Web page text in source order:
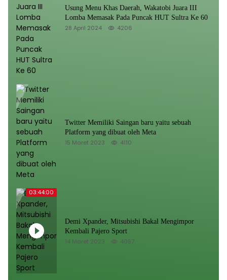
Usung Menu Khas Daerah, Wakatobi Juara III
Lomba Memasak Pada Puncak HUT Sultra Ke 60
28 April 2024 4206
Twitter Memiliki Saingan baru yaitu sebuah
Platform yang dibuat oleh Meta
15 Maret 2023 4110
03:44:00
Demi Xpander, Mitsubishi Bakal Mengimpor
Kembali Pajero Sport
14 Maret 2023 4097